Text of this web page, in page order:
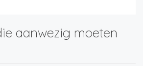
aanwezig moeten